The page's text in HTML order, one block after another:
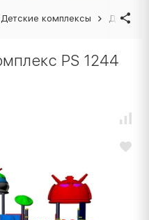
Детские комплексы
PS 1244